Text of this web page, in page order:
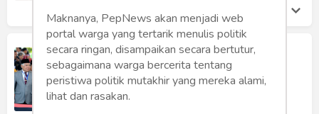
Presiden Jokowi Ingkari Nahdliyin?
Mochamad Toha
Kamis 24 Oct, 2019
Maknanya, PepNews akan menjadi web
portal warga yang tertarik menulis politik
secara ringan, disampaikan secara bertutur,
sebagaimana warga bercerita tentang
peristiwa politik mutakhir yang mereka alami,
lihat dan rasakan.